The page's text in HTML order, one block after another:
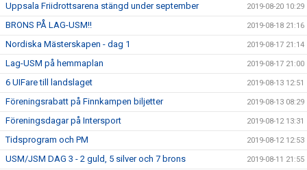
Uppsala Friidrottsarena stängd under september 2019-08-20 10:29
BRONS PÅ LAG-USM!! 2019-08-18 21:16
Nordiska Mästerskapen - dag 1 2019-08-17 21:14
Lag-USM på hemmaplan 2019-08-17 21:00
6 UIFare till landslaget 2019-08-13 12:51
Föreningsrabatt på Finnkampen biljetter 2019-08-13 08:29
Föreningsdagar på Intersport 2019-08-12 13:31
Tidsprogram och PM 2019-08-12 12:53
USM/JSM DAG 3 - 2 guld, 5 silver och 7 brons 2019-08-11 21:55